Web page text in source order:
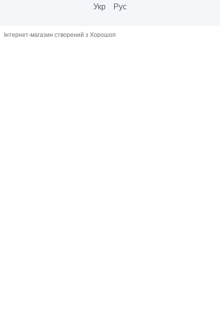
Укр Рус
Інтернет-магазин створений з Хорошоп